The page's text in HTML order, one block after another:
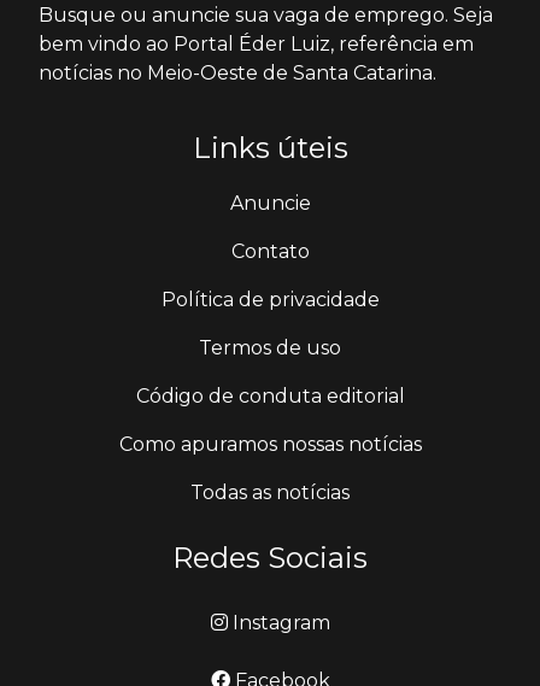
Busque ou anuncie sua vaga de emprego. Seja
bem vindo ao Portal Éder Luiz, referência em
notícias no Meio-Oeste de Santa Catarina.
Links úteis
Anuncie
Contato
Política de privacidade
Termos de uso
Código de conduta editorial
Como apuramos nossas notícias
Todas as notícias
Redes Sociais
Instagram
Facebook